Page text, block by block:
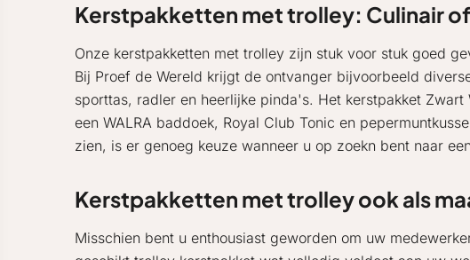
Kerstpakketten met trolley: Culinair
Onze kerstpakketten met trolley zijn stuk voor stuk goed
Bij Proef de Wereld krijgt de ontvanger bijvoorbeeld
sporttas, radler en heerlijke pinda's. Het kerstpakket
een WALRA baddoek, Royal Club Tonic en
zien, is er genoeg keuze wanneer u op zoekn bent naar
Kerstpakketten met trolley ook als
Misschien bent u enthousiast geworden om uw